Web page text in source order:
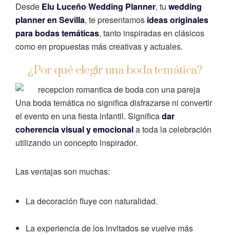
Desde Elu Luceño Wedding Planner, tu wedding
planner en Sevilla, te presentamos ideas originales
para bodas temáticas, tanto inspiradas en clásicos
como en propuestas más creativas y actuales.
¿Por qué elegir una boda temática?
Una boda temática no significa disfrazarse ni convertir
el evento en una fiesta infantil. Significadar
coherencia visual y emocionala toda la celebración
utilizando un concepto inspirador.
Las ventajas son muchas:
La decoración fluye con naturalidad.
La experiencia de los invitados se vuelve más